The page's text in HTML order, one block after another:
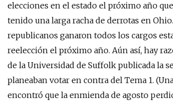
elecciones en el estado el próximo año
tenido una larga racha de derrotas en
republicanos ganaron todos los cargos
reelección el próximo año. Aún así, hay
de la Universidad de Suffolk publicada la
planeaban votar en contra del Tema 1.
encontró que la enmienda de agosto